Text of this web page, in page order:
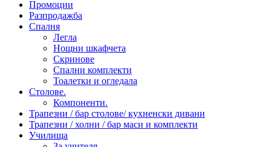
Промоции
Разпродажба
Спалня
Легла
Нощни шкафчета
Скринове
Спални комплекти
Тоалетки и огледала
Столове.
Компоненти.
Трапезни / бар столове/ кухненски дивани
Трапезни / холни / бар маси и комплекти
Училища